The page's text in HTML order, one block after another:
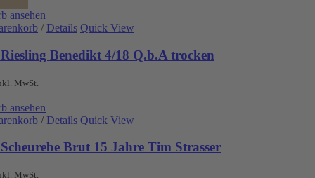
ansehen
/ Details Quick View
Benedikt 4/18 Q.b.A trocken
MwSt.
ansehen
/ Details Quick View
Brut 15 Jahre Tim Strasser
MwSt.